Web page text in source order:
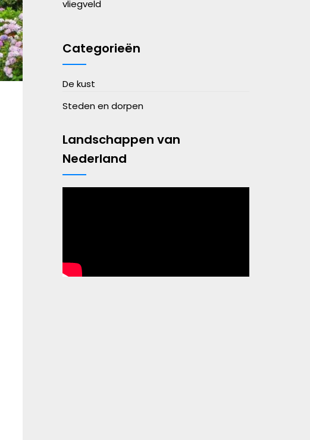
vliegveld
Categorieën
De kust
Steden en dorpen
Landschappen van
Nederland